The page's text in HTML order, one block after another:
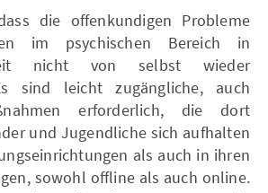
die offenkundigen Probleme
im psychischen Bereich in
nicht von selbst wieder
sind leicht zugängliche, auch
erforderlich, die dort
und Jugendliche sich aufhalten
als auch in ihren
sowohl offline als auch online.